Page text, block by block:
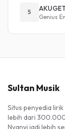
5
Genius
Sultan Musik
Situs penyedia
lebih dari
Nyanyi jadi lebih